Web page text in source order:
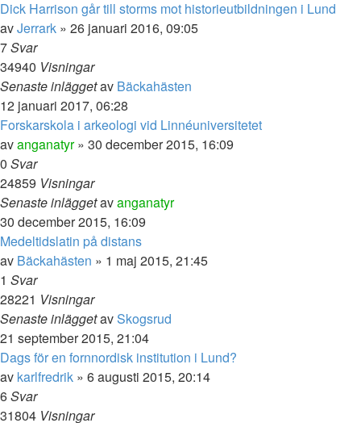
Dick Harrison går till storms mot historieutbildningen i Lund
avJerrark » 26 januari 2016, 09:05
7Svar
34940 Visningar
Senaste inläggetav Bäckahästen
12 januari 2017, 06:28
Forskarskola i arkeologi vid Linnéuniversitetet
avanganatyr» 30 december 2015, 16:09
0 Svar
24859 Visningar
Senaste inläggetavanganatyr
30 december 2015, 16:09
Medeltidslatin på distans
av Bäckahästen » 1 maj 2015, 21:45
1 Svar
28221 Visningar
Senaste inläggetavSkogsrud
21 september 2015, 21:04
Dags för en fornnordisk institution i Lund?
av karlfredrik » 6 augusti 2015, 20:14
6Svar
31804 Visningar